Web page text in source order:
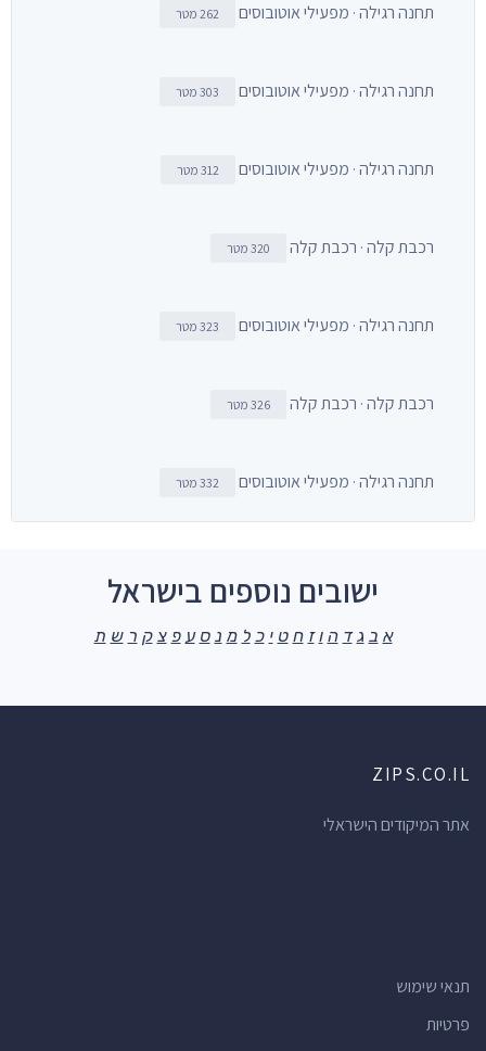
תחנה רגילה · מפעילי אוטובוסים 262 מטר
תחנה רגילה · מפעילי אוטובוסים 303 מטר
תחנה רגילה · מפעילי אוטובוסים 312 מטר
רכבת קלה · רכבת קלה 320 מטר
תחנה רגילה · מפעילי אוטובוסים 323 מטר
רכבת קלה · רכבת קלה 326 מטר
תחנה רגילה · מפעילי אוטובוסים 332 מטר
ישובים נוספים בישראל
א ב ג ד ה ו ז ח ט י כ ל מ נ ס ע פ צ ק ר ש ת
ZIPS.CO.IL
אתר המיקודים הישראלי
תנאי שימוש
פרטיות